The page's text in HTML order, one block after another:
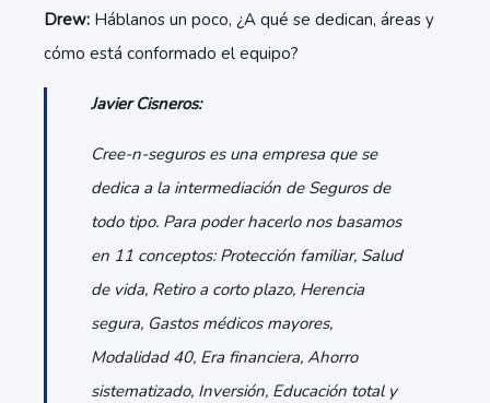
Drew: Háblanos un poco, ¿A qué se dedican, áreas y
cómo está conformado el equipo?
Javier Cisneros:
Cree-n-seguros es una empresa que se
dedica a la intermediación de Seguros de
todo tipo. Para poder hacerlo nos basamos
en 11 conceptos: Protección familiar, Salud
de vida, Retiro a corto plazo, Herencia
segura, Gastos médicos mayores,
Modalidad 40, Era financiera, Ahorro
sistematizado, Inversión, Educación total y